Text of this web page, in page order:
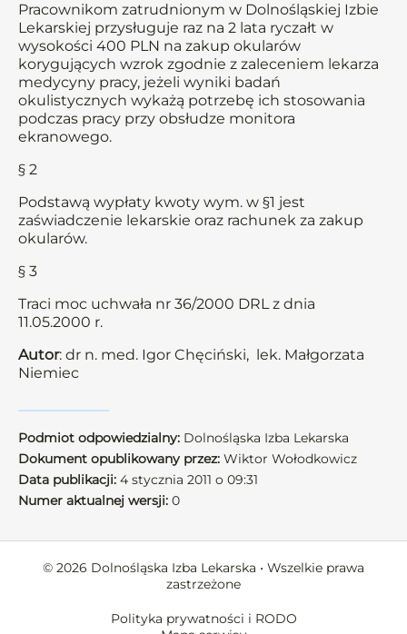
Pracownikom zatrudnionym w Dolnośląskiej Izbie
Lekarskiej przysługuje raz na 2 lata ryczałt w
wysokości 400 PLN na zakup okularów
korygujących wzrok zgodnie z zaleceniem lekarza
medycyny pracy, jeżeli wyniki badań
okulistycznych wykażą potrzebę ich stosowania
podczas pracy przy obsłudze monitora
ekranowego.
§ 2
Podstawą wypłaty kwoty wym. w §1 jest
zaświadczenie lekarskie oraz rachunek za zakup
okularów.
§ 3
Traci moc uchwała nr 36/2000 DRL z dnia
11.05.2000 r.
Autor: dr n. med. Igor Chęciński, lek. Małgorzata
Niemiec
Podmiot odpowiedzialny: Dolnośląska Izba Lekarska
Dokument opublikowany przez: Wiktor Wołodkowicz
Data publikacji: 4 stycznia 2011 o 09:31
Numer aktualnej wersji: 0
© 2026 Dolnośląska Izba Lekarska • Wszelkie prawa
zastrzeżone
Polityka prywatności i RODO